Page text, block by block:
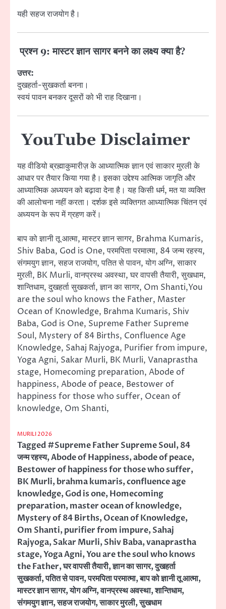
यही सहज राजयोग है।
प्रश्न 9: मास्टर ज्ञान सागर बनने का लक्ष्य क्या है?
उत्तर:
दुखहर्ता-सुखकर्ता बनना।
स्वयं पावन बनकर दूसरों को भी राह दिखाना।
YouTube Disclaimer
यह वीडियो ब्रह्माकुमारीज़ के आध्यात्मिक ज्ञान एवं साकार मुरली के
आधार पर तैयार किया गया है। इसका उद्देश्य आत्मिक जागृति और
आध्यात्मिक अध्ययन को बढ़ावा देना है। यह किसी धर्म, मत या व्यक्ति
की आलोचना नहीं करता। दर्शक इसे व्यक्तिगत आध्यात्मिक चिंतन एवं
अध्ययन के रूप में ग्रहण करें।
बाप को ज्ञानी तू आत्मा, मास्टर ज्ञान सागर, Brahma Kumaris,
Shiv Baba, God is One, परमपिता परमात्मा, 84 जन्म रहस्य,
संगमयुग ज्ञान, सहज राजयोग, पतित से पावन, योग अग्नि, साकार
मुरली, BK Murli, वानप्रस्थ अवस्था, घर वापसी तैयारी, सुखधाम,
शान्तिधाम, दुखहर्ता सुखकर्ता, ज्ञान का सागर, Om Shanti,You
are the soul who knows the Father, Master
Ocean of Knowledge, Brahma Kumaris, Shiv
Baba, God is One, Supreme Father Supreme
Soul, Mystery of 84 Births, Confluence Age
Knowledge, Sahaj Rajyoga, Purifier from impure,
Yoga Agni, Sakar Murli, BK Murli, Vanaprastha
stage, Homecoming preparation, Abode of
happiness, Abode of peace, Bestower of
happiness for those who suffer, Ocean of
knowledge, Om Shanti,
MURILI 2026
Tagged#Supreme Father Supreme Soul,84
जन्म रहस्य,Abode of Happiness,abode of peace,
Bestower of happiness for those who suffer,
BK Murli,brahma kumaris,confluence age
knowledge,God is one,Homecoming
preparation,master ocean of knowledge,
Mystery of 84 Births,Ocean of Knowledge,
Om Shanti,purifier from impure,Sahaj
Rajyoga,Sakar Murli,Shiv Baba,vanaprastha
stage,Yoga Agni,You are the soul who knows
the Father,घर वापसी तैयारी,ज्ञान का सागर,दुखहर्ता
सुखकर्ता,पतित से पावन,परमपिता परमात्मा,बाप को ज्ञानी तू आत्मा,
मास्टर ज्ञान सागर,योग अग्नि,वानप्रस्थ अवस्था,शान्तिधाम,
संगमयुग ज्ञान,सहज राजयोग,साकार मुरली,सुखधाम